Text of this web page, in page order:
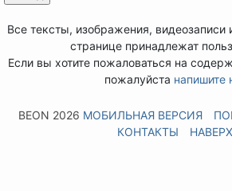
Все тексты, изображения, видеозаписи
странице принадлежат
Если вы хотите пожаловаться на
пожалуйста напишите
BEON 2026 МОБИЛЬНАЯ ВЕРСИЯ
КОНТАКТЫ
НАВЕРХ